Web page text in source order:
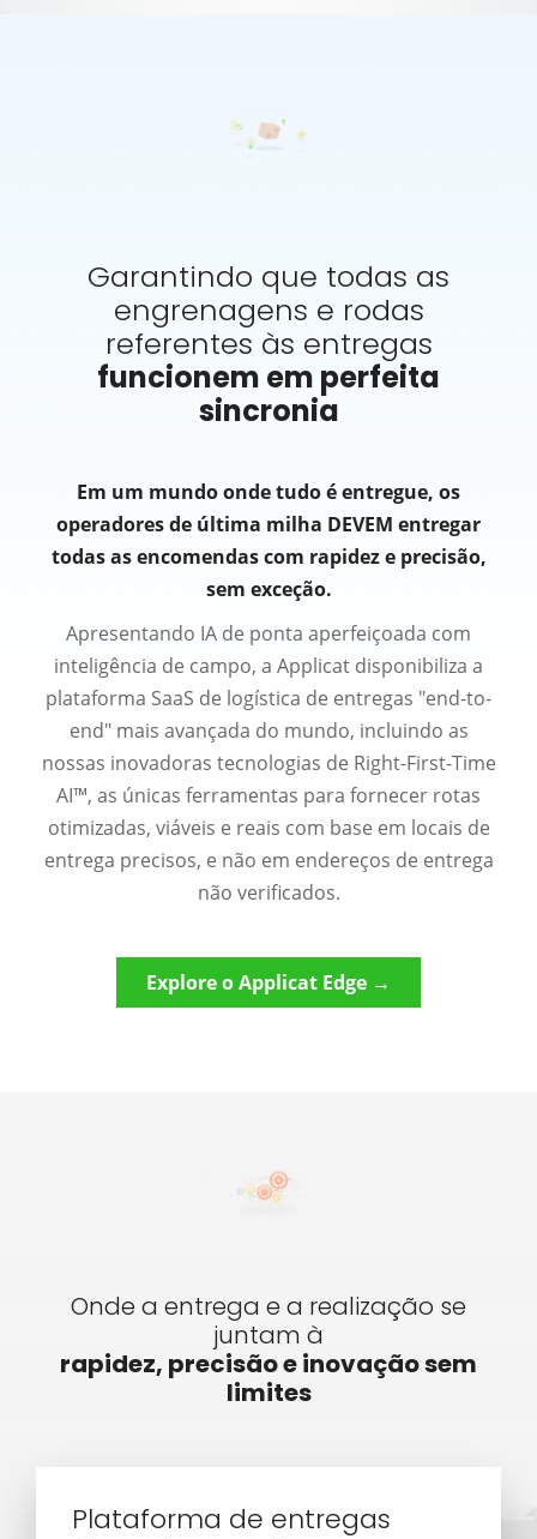
Garantindo que todas as
engrenagens e rodas
referentes às entregas
funcionem em perfeita
sincronia
Em um mundo onde tudo é entregue, os
operadores de última milha DEVEM entregar
todas as encomendas com rapidez e precisão,
sem exceção.
Apresentando IA de ponta aperfeiçoada com
inteligência de campo, a Applicat disponibiliza a
plataforma SaaS de logística de entregas "end-to-
end" mais avançada do mundo, incluindo as
nossas inovadoras tecnologias de Right-First-Time
AI™, as únicas ferramentas para fornecer rotas
otimizadas, viáveis e reais com base em locais de
entrega precisos, e não em endereços de entrega
não verificados.
Explore o Applicat Edge →
Onde a entrega e a realização se
juntam à
rapidez, precisão e inovação sem
limites
Plataforma de entregas